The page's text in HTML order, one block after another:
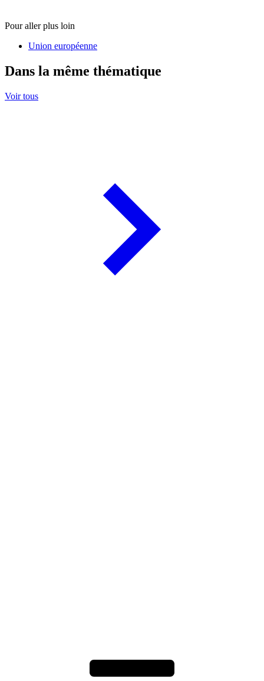
Pour aller plus loin
Union européenne
Dans la même thématique
Voir tous